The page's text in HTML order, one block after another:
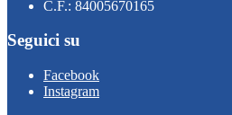
C.F.: 84005670165
Seguici su
Facebook
Instagram